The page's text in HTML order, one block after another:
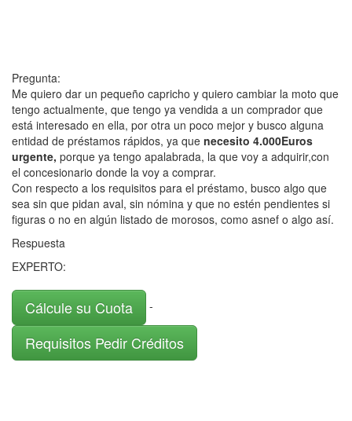
Pregunta:
Me quiero dar un pequeño capricho y quiero cambiar la moto que
tengo actualmente, que tengo ya vendida a un comprador que
está interesado en ella, por otra un poco mejor y busco alguna
entidad de préstamos rápidos, ya que necesito 4.000Euros
urgente, porque ya tengo apalabrada, la que voy a adquirir,con
el concesionario donde la voy a comprar.
Con respecto a los requisitos para el préstamo, busco algo que
sea sin que pidan aval, sin nómina y que no estén pendientes si
figuras o no en algún listado de morosos, como asnef o algo así.
Respuesta
EXPERTO:
Cálcule su Cuota -
Requisitos Pedir Créditos